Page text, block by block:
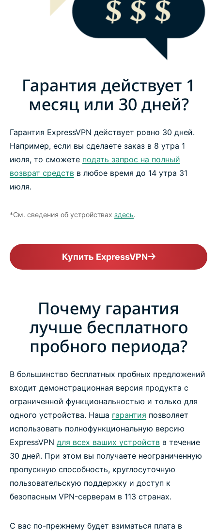
Гарантия действует 1
месяц или 30 дней?
Гарантия ExpressVPN действует ровно 30 дней.
Например, если вы сделаете заказ в 8 утра 1
июля, то сможете подать запрос на полный
возврат средств в любое время до 14 утра 31
июля.
*См. сведения об устройствах здесь.
Купить ExpressVPN
Почему гарантия
лучше бесплатного
пробного периода?
В большинство бесплатных пробных предложений
входит демонстрационная версия продукта с
ограниченной функциональностью и только для
одного устройства. Наша гарантия позволяет
использовать полнофункциональную версию
ExpressVPN для всех ваших устройств в течение
30 дней. При этом вы получаете неограниченную
пропускную способность, круглосуточную
пользовательскую поддержку и доступ к
безопасным VPN-серверам в 113 странах.
С вас по-прежнему будет взиматься плата в